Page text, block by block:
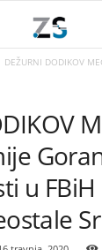
DEŽURNI DODIKOV
u